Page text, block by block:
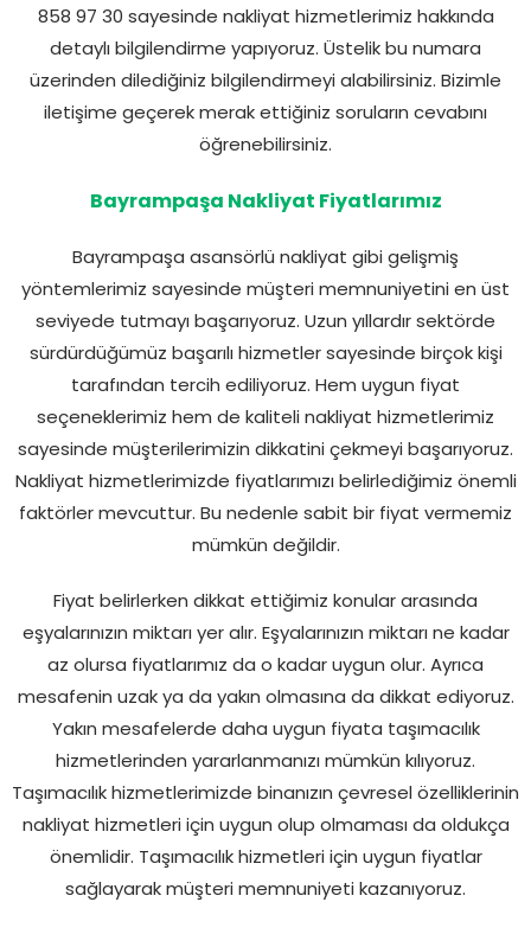
858 97 30 sayesinde nakliyat hizmetlerimiz hakkında
detaylı bilgilendirme yapıyoruz. Üstelik bu numara
üzerinden dilediğiniz bilgilendirmeyi alabilirsiniz. Bizimle
iletişime geçerek merak ettiğiniz soruların cevabını
öğrenebilirsiniz.
Bayrampaşa Nakliyat Fiyatlarımız
Bayrampaşa asansörlü nakliyat gibi gelişmiş
yöntemlerimiz sayesinde müşteri memnuniyetini en üst
seviyede tutmayı başarıyoruz. Uzun yıllardır sektörde
sürdürdüğümüz başarılı hizmetler sayesinde birçok kişi
tarafından tercih ediliyoruz. Hem uygun fiyat
seçeneklerimiz hem de kaliteli nakliyat hizmetlerimiz
sayesinde müşterilerimizin dikkatini çekmeyi başarıyoruz.
Nakliyat hizmetlerimizde fiyatlarımızı belirlediğimiz önemli
faktörler mevcuttur. Bu nedenle sabit bir fiyat vermemiz
mümkün değildir.
Fiyat belirlerken dikkat ettiğimiz konular arasında
eşyalarınızın miktarı yer alır. Eşyalarınızın miktarı ne kadar
az olursa fiyatlarımız da o kadar uygun olur. Ayrıca
mesafenin uzak ya da yakın olmasına da dikkat ediyoruz.
Yakın mesafelerde daha uygun fiyata taşımacılık
hizmetlerinden yararlanmanızı mümkün kılıyoruz.
Taşımacılık hizmetlerimizde binanızın çevresel özelliklerinin
nakliyat hizmetleri için uygun olup olmaması da oldukça
önemlidir. Taşımacılık hizmetleri için uygun fiyatlar
sağlayarak müşteri memnuniyeti kazanıyoruz.